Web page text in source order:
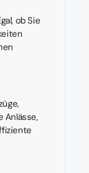
ob Sie
Anlässe,